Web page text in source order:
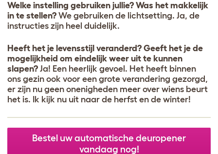
Welke instelling gebruiken jullie? Was het makkelijk
in te stellen? We gebruiken de lichtsetting. Ja, de
instructies zijn heel duidelijk.
Heeft het je levensstijl veranderd? Geeft het je de
mogelijkheid om eindelijk weer uit te kunnen
slapen? Ja! Een heerlijk gevoel. Het heeft binnen
ons gezin ook voor een grote verandering gezorgd,
er zijn nu geen onenigheden meer over wiens beurt
het is. Ik kijk nu uit naar de herfst en de winter!
Bestel uw automatische deuropener
vandaag nog!